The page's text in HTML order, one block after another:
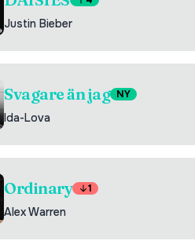
Justin Bieber
Svagare än jag NY
Ida-Lova
Ordinary 1
Alex Warren